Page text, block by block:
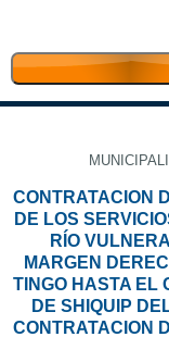
CONTRATACION
DE LOS
RÍO
MARGEN
TINGO HASTA EL
DE SHIQUIP
CONTRATACION